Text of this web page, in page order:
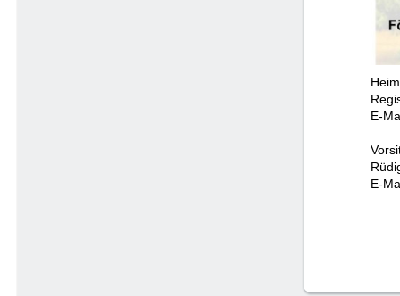
E-
E-